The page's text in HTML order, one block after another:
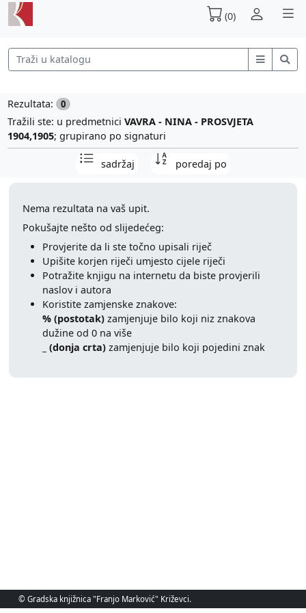
(0)
Rezultata: 0
Tražili ste: u predmetnici VAVRA - NINA - PROSVJETA
1904,1905; grupirano po signaturi
sadržaj poredaj po
Nema rezultata na vaš upit.
Pokušajte nešto od slijedećeg:
Provjerite da li ste točno upisali riječ
Upišite korjen riječi umjesto cijele riječi
Potražite knjigu na internetu da biste provjerili
naslov i autora
Koristite zamjenske znakove:
% (postotak) zamjenjuje bilo koji niz znakova
dužine od 0 na više
_ (donja crta) zamjenjuje bilo koji pojedini znak
© Gradska knjižnica "Franjo Marković" Križevci.